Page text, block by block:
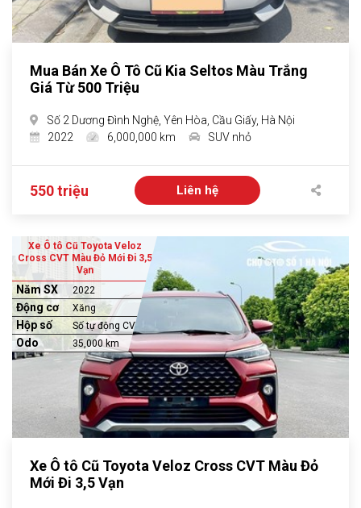
Mua Bán Xe Ô Tô Cũ Kia Seltos Màu Trắng
Giá Từ 500 Triệu
Số 2 Dương Đình Nghệ, Yên Hòa, Cầu Giấy, Hà Nội
2022
6,000,000 km SUV nhỏ
550 triệu Liên hệ
Xe Ô tô Cũ Toyota Veloz
Cross CVT Màu Đỏ Mới Đi 3,5
Vạn
Năm SX 2022
Động cơ Xăng
Hộp số Số tự động CVT
Odo 35,000 km
Xe Ô tô Cũ Toyota Veloz Cross CVT Màu Đỏ
Mới Đi 3,5 Vạn